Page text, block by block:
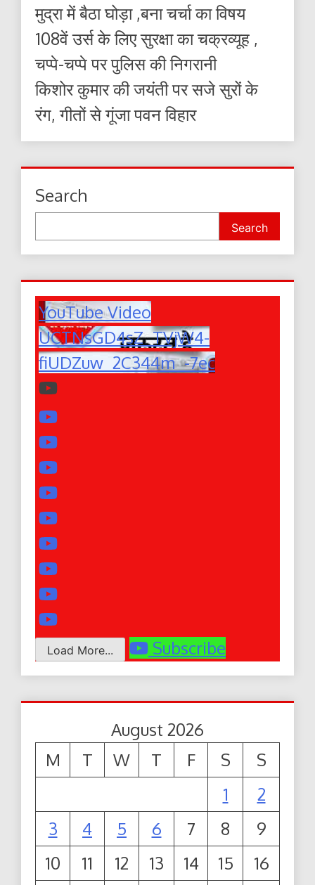
मुद्रा में बैठा घोड़ा ,बना चर्चा का विषय
108वें उर्स के लिए सुरक्षा का चक्रव्यूह ,
चप्पे-चप्पे पर पुलिस की निगरानी
किशोर कुमार की जयंती पर सजे सुरों के
रंग, गीतों से गूंजा पवन विहार
Search
Search
YouTube Video
UCTNsGD4sZ_TVjW4-
fiUDZuw_2C344m_-7ec
Load More... Subscribe
August 2026
M
T W T F S
S
1
2
3
4 5 6 7 8
9
10
11 12 13 14 15
16